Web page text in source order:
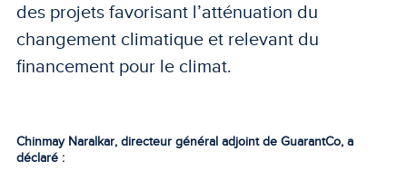
des projets favorisant l’atténuation du
changement climatique et relevant du
financement pour le climat.
Chinmay Naralkar, directeur général adjoint de GuarantCo, a
déclaré :